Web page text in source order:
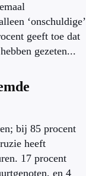
‘onschuldige’
geeft toe dat
gezeten...
bij 85 procent
heeft
17 procent
en 4